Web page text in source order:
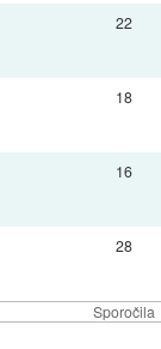
Sporočila
22
18
16
28